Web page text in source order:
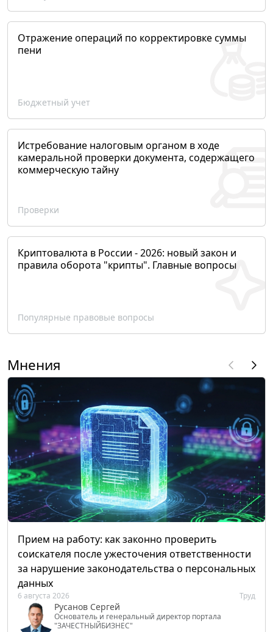
Отражение операций по корректировке суммы
пени
Бюджетный учет
Истребование налоговым органом в ходе
камеральной проверки документа, содержащего
коммерческую тайну
Проверки
Криптовалюта в России - 2026: новый закон и
правила оборота "крипты". Главные вопросы
Популярные правовые вопросы
Мнения
Прием на работу: как законно проверить
соискателя после ужесточения ответственности
за нарушение законодательства о персональных
данных
6 августа 2026 Труд
Русанов Сергей
Основатель и генеральный директор портала
"ЗАЧЕСТНЫЙБИЗНЕС"